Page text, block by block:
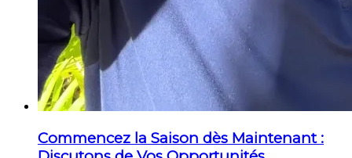
Commencez la Saison dès Maintenant :